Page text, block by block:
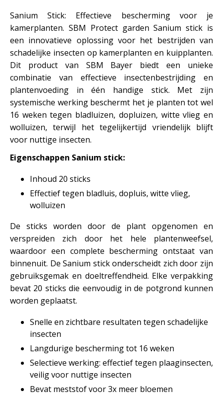
Sanium Stick: Effectieve bescherming voor je
kamerplanten. SBM Protect garden Sanium stick is
een innovatieve oplossing voor het bestrijden van
schadelijke insecten op kamerplanten en kuipplanten.
Dit product van SBM Bayer biedt een unieke
combinatie van effectieve insectenbestrijding en
plantenvoeding in één handige stick. Met zijn
systemische werking beschermt het je planten tot wel
16 weken tegen bladluizen, dopluizen, witte vlieg en
wolluizen, terwijl het tegelijkertijd vriendelijk blijft
voor nuttige insecten.
Eigenschappen Sanium stick:
Inhoud 20 sticks
Effectief tegen bladluis, dopluis, witte vlieg,
wolluizen
De sticks worden door de plant opgenomen en
verspreiden zich door het hele plantenweefsel,
waardoor een complete bescherming ontstaat van
binnenuit. De Sanium stick onderscheidt zich door zijn
gebruiksgemak en doeltreffendheid. Elke verpakking
bevat 20 sticks die eenvoudig in de potgrond kunnen
worden geplaatst.
Snelle en zichtbare resultaten tegen schadelijke
insecten
Langdurige bescherming tot 16 weken
Selectieve werking: effectief tegen plaaginsecten,
veilig voor nuttige insecten
Bevat meststof voor 3x meer bloemen